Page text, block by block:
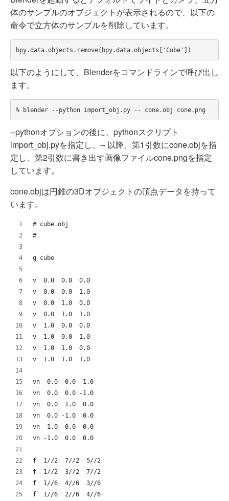
体のサンプルのオブジェクトが表示されるので、以下の
命令で立方体のサンプルを削除しています。
以下のようにして、Blenderをコマンドラインで呼び出し
ます。
--pythonオプションの後に、pythonスクリプト
import_obj.pyを指定し、-- 以降、第1引数にcone.objを指
定し、第2引数に書き出す画像ファイルcone.pngを指定
しています。
cone.objは円錐の3Dオブジェクトの頂点データを持って
います。
# cube.obj
#
g cube
v  0.0  0.0  0.0
v  0.0  0.0  1.0
v  0.0  1.0  0.0
v  0.0  1.0  1.0
v  1.0  0.0  0.0
v  1.0  0.0  1.0
v  1.0  1.0  0.0
v  1.0  1.0  1.0
vn  0.0  0.0  1.0
vn  0.0  0.0 -1.0
vn  0.0  1.0  0.0
vn  0.0 -1.0  0.0
vn  1.0  0.0  0.0
vn -1.0  0.0  0.0
f  1//2  7//2  5//2
f  1//2  3//2  7//2
f  1//6  4//6  3//6
f  1//6  2//6  4//6